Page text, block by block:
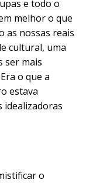
e todo o
melhor o que
as nossas reais
cultural, uma
ser mais
o que a
estava
idealizadoras
o